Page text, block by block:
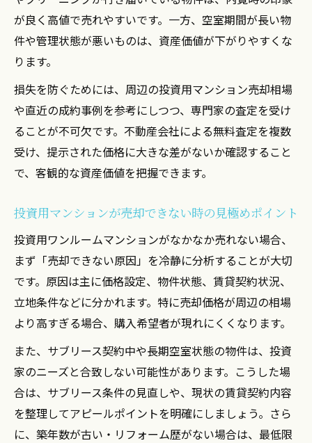
が良く高値で売れやすいです。一方、空室期間が長い物
件や管理状態が悪いものは、資産価値が下がりやすくな
ります。
損失を防ぐためには、周辺の投資用マンション売却相場
や直近の成約事例を参考にしつつ、専門家の査定を受け
ることが不可欠です。不動産会社による無料査定を複数
受け、提示された価格に大きな差がないか確認すること
で、客観的な資産価値を把握できます。
投資用マンションが売却できない時の見極めポイント
投資用ワンルームマンションがなかなか売れない場合、
まず「売却できない原因」を冷静に分析することが大切
です。原因は主に価格設定、物件状態、賃貸契約状況、
立地条件などに分かれます。特に売却価格が周辺の相場
より高すぎる場合、購入希望者が現れにくくなります。
また、サブリース契約中や長期空室状態の物件は、投資
家のニーズと合致しない可能性があります。こうした場
合は、サブリース条件の見直しや、現状の賃貸契約内容
を整理してアピールポイントを明確にしましょう。さら
に、築年数が古い・リフォーム歴がない場合は、最低限